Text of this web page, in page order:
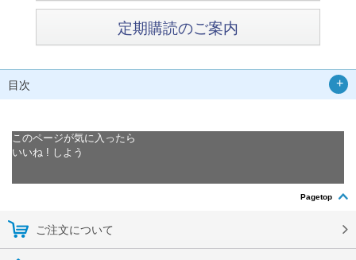
定期購読のご案内
目次
このページが気に入ったら
いいね ! しよう
Pagetop
ご注文について